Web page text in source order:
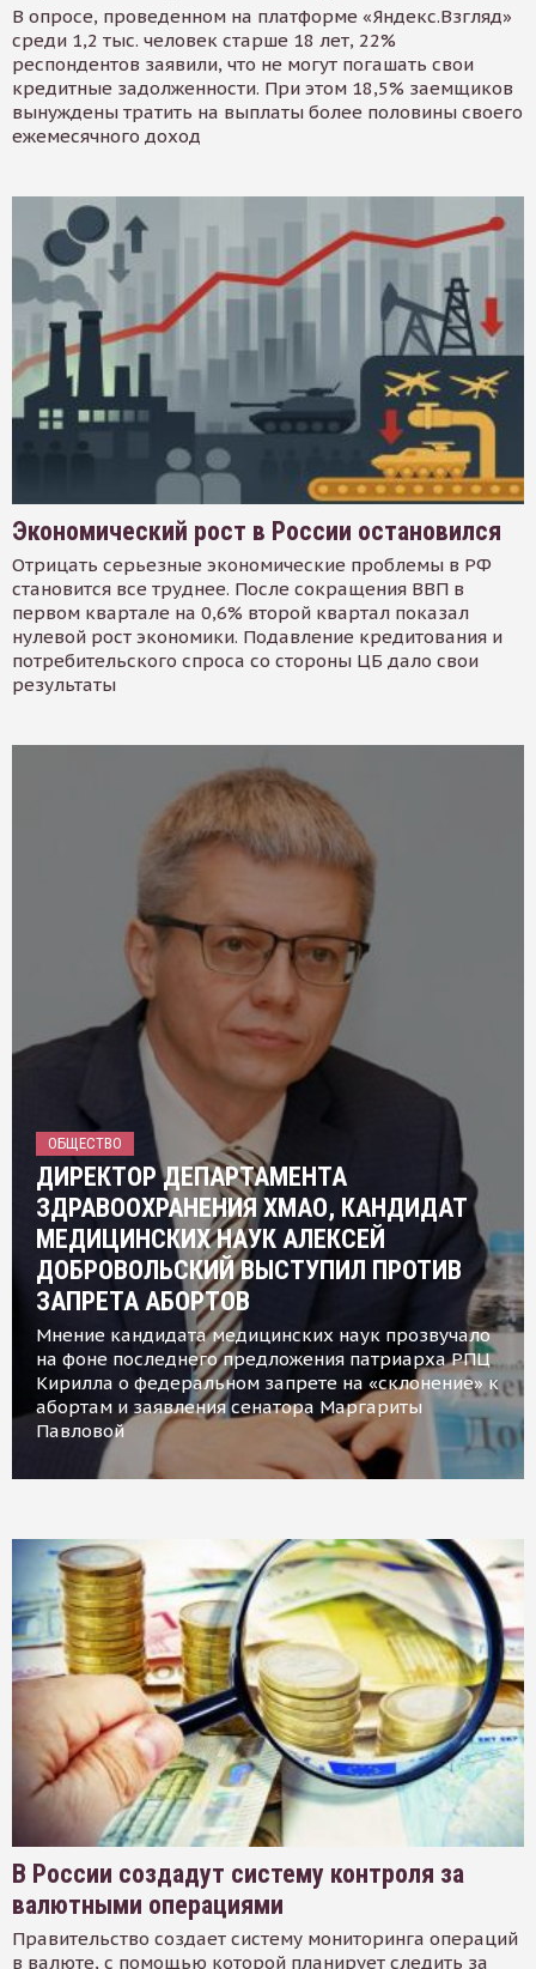
В опросе, проведенном на платформе «Яндекс.Взгляд»
среди 1,2 тыс. человек старше 18 лет, 22%
респондентов заявили, что не могут погашать свои
кредитные задолженности. При этом 18,5% заемщиков
вынуждены тратить на выплаты более половины своего
ежемесячного доход
Экономический рост в России остановился
Отрицать серьезные экономические проблемы в РФ
становится все труднее. После сокращения ВВП в
первом квартале на 0,6% второй квартал показал
нулевой рост экономики. Подавление кредитования и
потребительского спроса со стороны ЦБ дало свои
результаты
ОБЩЕСТВО
ДИРЕКТОР ДЕПАРТАМЕНТА
ЗДРАВООХРАНЕНИЯ ХМАО, КАНДИДАТ
МЕДИЦИНСКИХ НАУК АЛЕКСЕЙ
ДОБРОВОЛЬСКИЙ ВЫСТУПИЛ ПРОТИВ
ЗАПРЕТА АБОРТОВ
Мнение кандидата медицинских наук прозвучало
на фоне последнего предложения патриарха РПЦ
Кирилла о федеральном запрете на «склонение» к
абортам и заявления сенатора Маргариты
Павловой
В России создадут систему контроля за
валютными операциями
Правительство создает систему мониторинга операций
в валюте, с помощью которой планирует следить за